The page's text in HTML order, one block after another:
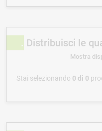
Distribuisci le
Mostra
Stai selezionando 0 di 0